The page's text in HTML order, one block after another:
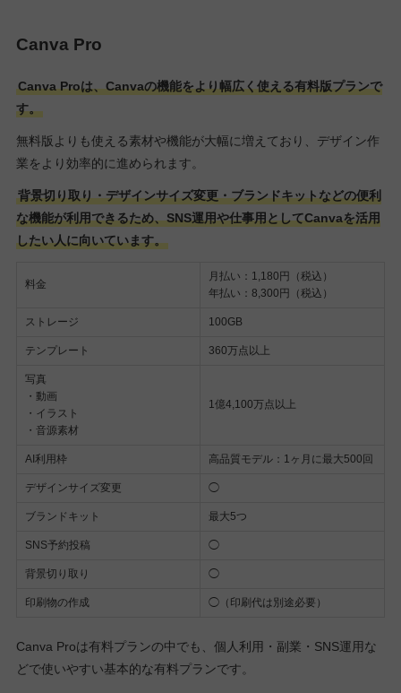
Canva Pro
Canva Proは、Canvaの機能をより幅広く使える有料版プランで
す。
無料版よりも使える素材や機能が大幅に増えており、デザイン作
業をより効率的に進められます。
背景切り取り・デザインサイズ変更・ブランドキットなどの便利
な機能が利用できるため、SNS運用や仕事用としてCanvaを活用
したい人に向いています。
料金
月払い：1,180円（税込）
年払い：8,300円（税込）
ストレージ 100GB
テンプレート 360万点以上
写真
・動画
・イラスト
・音源素材
1億4,100万点以上
AI利用枠 高品質モデル：1ヶ月に最大500回
デザインサイズ変更 ◯
ブランドキット 最大5つ
SNS予約投稿 ◯
背景切り取り ◯
印刷物の作成 ◯（印刷代は別途必要）
Canva Proは有料プランの中でも、個人利用・副業・SNS運用な
どで使いやすい基本的な有料プランです。